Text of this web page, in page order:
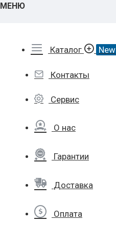
МЕНЮ
Каталог New
Контакты
Сервис
О нас
Гарантии
Доставка
Оплата